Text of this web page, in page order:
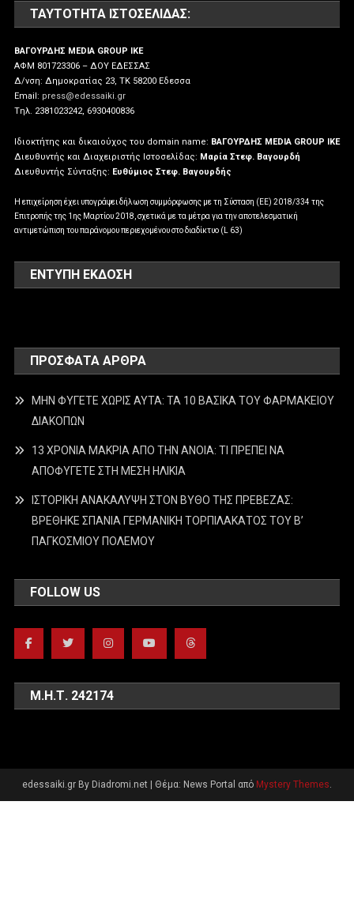
ΤΑΥΤΌΤΗΤΑ ΙΣΤΟΣΕΛΊΔΑΣ:
ΒΑΓΟΥΡΔΗΣ MEDIA GROUP IKE
ΑΦΜ 801723306 – ΔΟΥ ΕΔΕΣΣΑΣ
Δ/νση: Δημοκρατίας 23, ΤΚ 58200 Εδεσσα
Email: press@edessaiki.gr
Tηλ. 2381023242, 6930400836
Ιδιοκτήτης και δικαιούχος του domain name: ΒΑΓΟΥΡΔΗΣ MEDIA GROUP IKE
Διευθυντής και Διαχειριστής Ιστοσελίδας: Μαρία Στεφ. Βαγουρδή
Διευθυντής Σύνταξης: Ευθύμιος Στεφ. Βαγουρδής
Η επιχείρηση έχει υπογράψει δήλωση συμμόρφωσης με τη Σύσταση (ΕΕ) 2018/334 της
Επιτροπής της 1ης Μαρτίου 2018, σχετικά με τα μέτρα για την αποτελεσματική
αντιμετώπιση του παράνομου περιεχομένου στο διαδίκτυο (L 63)
ΕΝΤΥΠΗ ΕΚΔΟΣΗ
ΠΡΌΣΦΑΤΑ ΆΡΘΡΑ
ΜΗΝ ΦΥΓΕΤΕ ΧΩΡΙΣ ΑΥΤΑ: ΤΑ 10 ΒΑΣΙΚΑ ΤΟΥ ΦΑΡΜΑΚΕΙΟΥ
ΔΙΑΚΟΠΩΝ
13 ΧΡΟΝΙΑ ΜΑΚΡΙΑ ΑΠΟ ΤΗΝ ΑΝΟΙΑ: ΤΙ ΠΡΕΠΕΙ ΝΑ
ΑΠΟΦΥΓΕΤΕ ΣΤΗ ΜΕΣΗ ΗΛΙΚΙΑ
ΙΣΤΟΡΙΚΗ ΑΝΑΚΑΛΥΨΗ ΣΤΟΝ ΒΥΘΟ ΤΗΣ ΠΡΕΒΕΖΑΣ:
ΒΡΕΘΗΚΕ ΣΠΑΝΙΑ ΓΕΡΜΑΝΙΚΗ ΤΟΡΠΙΛΑΚΑΤΟΣ ΤΟΥ Β’
ΠΑΓΚΟΣΜΙΟΥ ΠΟΛΕΜΟΥ
FOLLOW US
Μ.Η.Τ. 242174
edessaiki.gr By Diadromi.net Θέμα: News Portal από Mystery Themes.